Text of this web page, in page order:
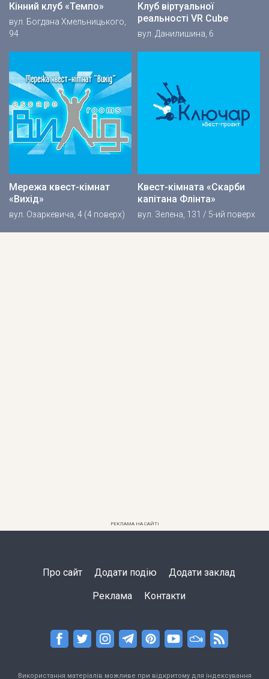
Кінний клуб «Темпо»
вул. Богдана Хмельницького,
94
Клуб віртуальної
реальності VR Cube
вул. Данилишина, 6
Мережа квест-кімнат
«Вихід»
вул. Озаркевича, 4 (4 поверх)
Квест-кімната «Скарби
капітана Флінта»
вул. Зелена, 131 / 5-ий поверх
РЕКЛАМА НА САЙТІ
Про сайт Додати подію Додати заклад
Реклама Контакти
Використання матеріалів можливе при відкритому для індексування